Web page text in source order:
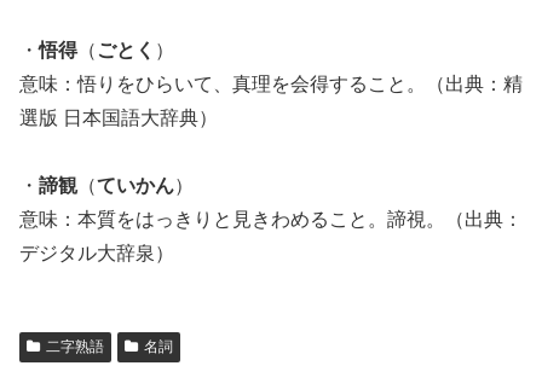
・悟得（ ごとく ）
意味：悟りをひらいて、真理を会得すること。（出典：精
選版 日本国語大辞典）
・ 諦観（ていかん）
意味：本質をはっきりと見きわめること。諦視。（出典：
デジタル大辞泉）
二字熟語 名詞